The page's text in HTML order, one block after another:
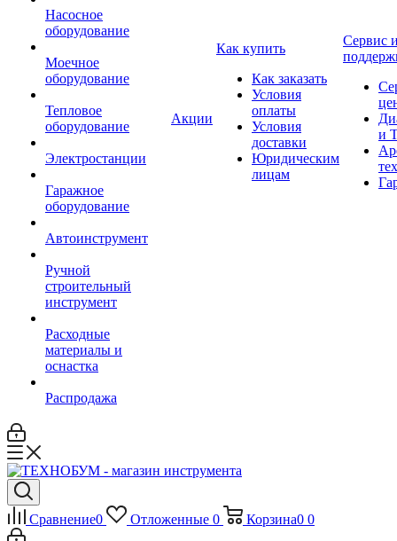
Насосное
оборудование
Моечное
оборудование
Тепловое
оборудование
Электростанции
Гаражное
оборудование
Автоинструмент
Ручной
строительный
инструмент
Расходные
материалы и
оснастка
Распродажа
Акции
Как купить
Как заказать
Условия
оплаты
Условия
доставки
Юридическим
лицам
Сервис
и
Сравнение0 Отложенные 0 Корзина0 0